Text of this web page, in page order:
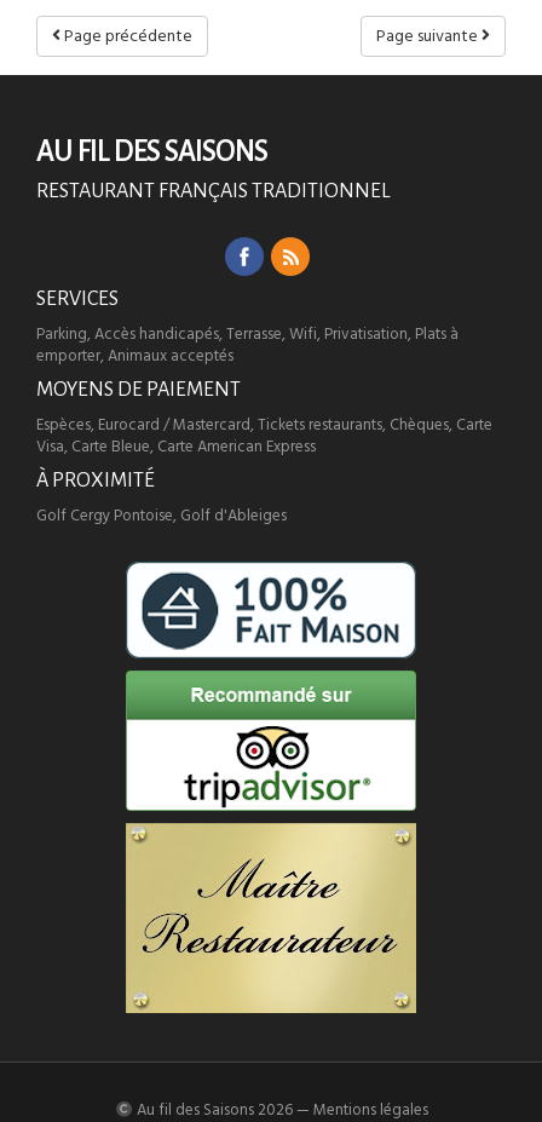
Page suivante
Page précédente
AU FIL DES SAISONS
RESTAURANT FRANÇAIS TRADITIONNEL
SERVICES
Parking, Accès handicapés, Terrasse, Wifi, Privatisation, Plats à
emporter, Animaux acceptés
MOYENS DE PAIEMENT
Espèces, Eurocard / Mastercard, Tickets restaurants, Chèques, Carte
Visa, Carte Bleue, Carte American Express
À PROXIMITÉ
Golf Cergy Pontoise, Golf d'Ableiges
Au fil des Saisons 2026 —Mentions légales